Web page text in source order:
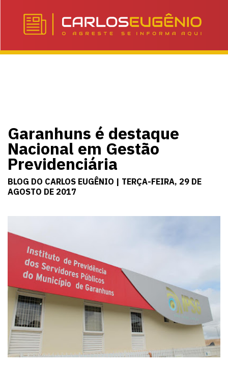
Garanhuns é destaque
Nacional em Gestão
Previdenciária
BLOG DO CARLOS EUGÊNIO | TERÇA-FEIRA, 29 DE
AGOSTO DE 2017